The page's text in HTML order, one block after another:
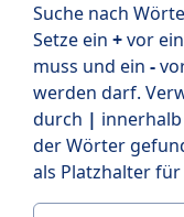
Suche nach
Setze ein +vor
muss und ein -
werden darf.
durch |
der Wörter
als Platzhalter